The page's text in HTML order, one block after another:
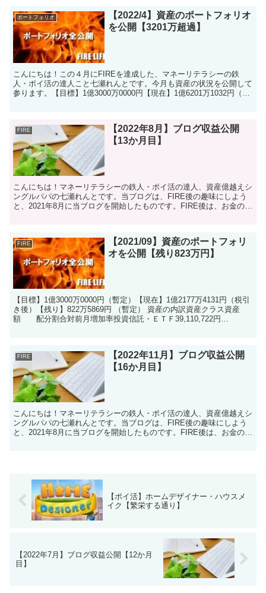
ポートフォリオ
【2022/4】資産のポートフォリオ
を公開【3201万超過】
こんにちは！この４月にFIREを達成した、マネーリテラシーの鉄
人・ポイ活の達人こと七瀬れんとです。今月も資産の状況を公開して
参ります。【目標】1億3000万0000円【現在】1億6201万1032円（税
FIRE
【2022年8月】ブログ収益公開
【13か月目】
こんにちは！マネーリテラシーの鉄人・ポイ活の達人、資産億越えシ
ングルパパの七瀬れんとです。当ブログは、FIRE後の趣味にしよう
と、2021年8月に当ブログを開始したものです。FIRE後は、お金のか
FIRE
【2021/09】資産のポートフォリ
オを公開【残り823万円】
【目標】1億3000万0000円（暫定）【現在】1億2177万4131円（税引
き後）【残り】822万5869円 （暫定） 資産の内訳資産クラス資産
額 配分割合対前月増加率投資信託・ＥＴＦ39,110,722円
FIRE
【2022年11月】ブログ収益公開
【16か月目】
こんにちは！マネーリテラシーの鉄人・ポイ活の達人、資産億越えシ
ングルパパの七瀬れんとです。当ブログは、FIRE後の趣味にしよう
と、2021年8月に当ブログを開始したものです。FIRE後は、お金のか
【ポイ活】ホームデザイナー・ハウスメ
イク【繁栄する通り】
【2022年7月】ブログ収益公開【12か月
目】